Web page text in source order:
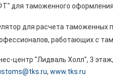
для таможенного
для расчета таможенных
работающих с
центр "Лидваль Холл", 3
, www.tks.ru